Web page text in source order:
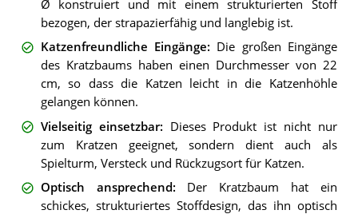
Ø konstruiert und mit einem strukturierten Stoff
bezogen, der strapazierfähig und langlebig ist.
Katzenfreundliche Eingänge: Die großen Eingänge
des Kratzbaums haben einen Durchmesser von 22
cm, so dass die Katzen leicht in die Katzenhöhle
gelangen können.
Vielseitig einsetzbar: Dieses Produkt ist nicht nur
zum Kratzen geeignet, sondern dient auch als
Spielturm, Versteck und Rückzugsort für Katzen.
Optisch ansprechend: Der Kratzbaum hat ein
schickes, strukturiertes Stoffdesign, das ihn optisch